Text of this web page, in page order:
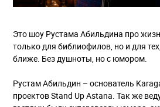
Это шоу Рустама Абильдина про
только для библиофилов, но и для
ближе. Без душноты, но с юмором.
Рустам Абильдин – основатель
проектов Stand Up Astana. Так же